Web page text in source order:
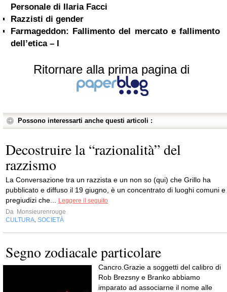
Personale di Ilaria Facci
Razzisti di gender
Farmageddon: Fallimento del mercato e fallimento
dell’etica – I
Ritornare alla prima pagina di
Possono interessarti anche questi articoli :
Decostruire la “razionalità” del
razzismo
La Conversazione tra un razzista e un non so (qui) che Grillo ha
pubblicato e diffuso il 19 giugno, è un concentrato di luoghi comuni e
pregiudizi che...
Leggere il seguito
Da Monsieurenrouge
CULTURA SOCIETÀ
Segno zodiacale particolare
Cancro.Grazie a soggetti del calibro di
Rob Brezsny e Branko abbiamo
imparato ad associarne il nome alle